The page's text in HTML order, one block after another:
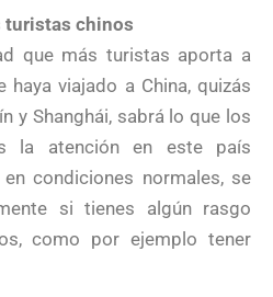
turistas chinos
que más turistas aporta a
haya viajado a China, quizás
y Shanghái, sabrá lo que los
la atención en este país
condiciones normales, se
si tienes algún rasgo
como por ejemplo tener